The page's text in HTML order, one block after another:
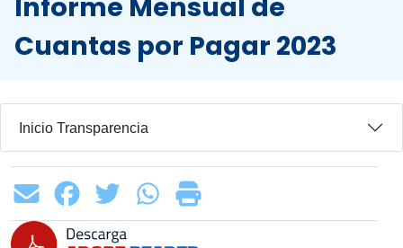
Informe Mensual de
Cuantas por Pagar 2023
Inicio Transparencia